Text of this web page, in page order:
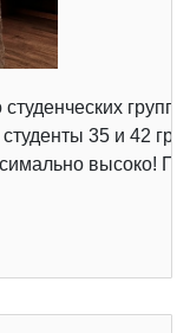
35 и 42
высоко!